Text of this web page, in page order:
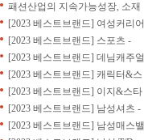
패션산업의 지속가능성장, 소재
[2023 베스트브랜드] 여성커리어
[2023 베스트브랜드] 스포츠 -
[2023 베스트브랜드] 데님캐주얼
[2023 베스트브랜드] 캐릭터&스
[2023 베스트브랜드] 이지&스타
[2023 베스트브랜드] 남성셔츠 -
[2023 베스트브랜드] 남성매스밸